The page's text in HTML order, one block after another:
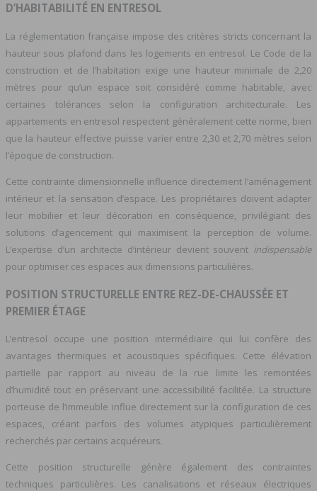
D’HABITABILITÉ EN ENTRESOL
La réglementation française impose des critères stricts concernant la
hauteur sous plafond dans les logements en entresol. Le Code de la
construction et de l’habitation exige une hauteur minimale de 2,20
mètres pour qu’un espace soit considéré comme habitable, avec
certaines tolérances selon la configuration architecturale. Les
appartements en entresol respectent généralement cette norme, bien
que la hauteur effective puisse varier entre 2,30 et 2,70 mètres selon
l’époque de construction.
Cette contrainte dimensionnelle influence directement l’aménagement
intérieur et la sensation d’espace. Les propriétaires doivent adapter
leur mobilier et leur décoration en conséquence, privilégiant des
solutions d’agencement qui maximisent la perception de volume.
L’expertise d’un architecte d’intérieur devient souvent indispensable
pour optimiser ces espaces aux dimensions particulières.
POSITION STRUCTURELLE ENTRE REZ-DE-CHAUSSÉE ET
PREMIER ÉTAGE
L’entresol occupe une position intermédiaire qui lui confère des
avantages thermiques et acoustiques spécifiques. Cette élévation
partielle par rapport au niveau de la rue limite les remontées
d’humidité tout en préservant une accessibilité facilitée. La structure
porteuse de l’immeuble influe directement sur la configuration de ces
espaces, créant parfois des volumes atypiques particulièrement
recherchés par certains acquéreurs.
Cette position structurelle génère également des contraintes
techniques particulières. Les canalisations et réseaux électriques